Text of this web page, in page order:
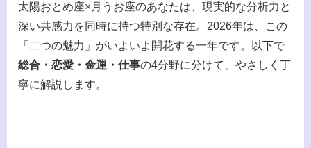
太陽おとめ座×月うお座のあなたは、現実的な分析力と
深い共感力を同時に持つ特別な存在。2026年は、この
「二つの魅力」がいよいよ開花する一年です。以下で
総合・恋愛・金運・仕事の4分野に分けて、やさしく丁
寧に解説します。